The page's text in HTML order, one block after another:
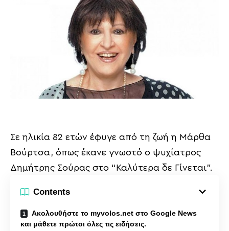
Σε ηλικία 82 ετών έφυγε από τη ζωή η Μάρθα
Βούρτσα, όπως έκανε γνωστό ο ψυχίατρος
Δημήτρης Σούρας στο “Καλύτερα δε Γίνεται”.
Contents
Ακολουθήστε το myvolos.net στο Google News
και μάθετε πρώτοι όλες τις ειδήσεις.